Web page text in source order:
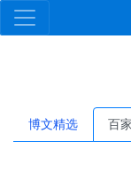
博文精选 百